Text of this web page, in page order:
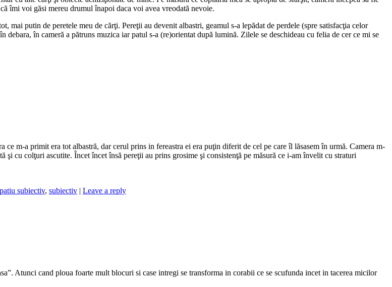
îmi voi găsi mereu drumul înapoi daca voi avea vreodată nevoie.
mai putin de peretele meu de cărţi. Pereţii au devenit albastri, geamul s-a lepădat de perdele (spre satisfacţia celor
în cameră a pătruns muzica iar patul s-a (re)orientat după lumină. Zilele se deschideau cu felia de cer ce mi se
m-a primit era tot albastră, dar cerul prins in fereastra ei era puţin diferit de cel pe care îl lăsasem în urmă. Camera m-
cu colţuri ascutite. Încet încet însă pereţii au prins grosime şi consistenţă pe măsură ce i-am învelit cu straturi
subiectiv, subiectiv | Leave a reply
Atunci cand ploua foarte mult blocuri si case intregi se transforma in corabii ce se scufunda incet in tacerea micilor